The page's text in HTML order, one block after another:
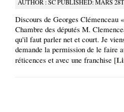
AUTHOR : SC PUBLISHED: MARS
Discours de Georges Clémenceau
Chambre des députés M.
qu'il faut parler net et court. Je
demande la permission de le faire
réticences et avec une franchise [